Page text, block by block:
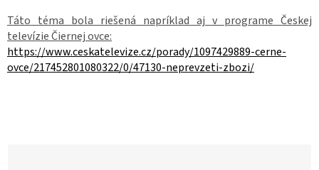
Táto téma bola riešená napríklad aj v programe Českej
televízie Čiernej ovce:
https://www.ceskatelevize.cz/porady/1097429889-cerne-
ovce/217452801080322/0/47130-neprevzeti-zbozi/